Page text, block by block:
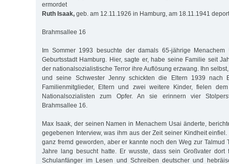
ermordet
Ruth Isaak, geb. am 12.11.1926 in Hamburg, am 18.11.1941
Brahmsallee 16
Im Sommer 1993 besuchte der damals 65-jährige
Geburtsstadt Hamburg. Hier, sagte er, habe seine Familie seit
der nationalsozialistische Terror ihre Auflösung erzwang. Ihn
und seine Schwester Jenny schickten die Eltern 1939 nach
Familienmitglieder, Eltern und zwei weitere Kinder, fielen
Nationalsozialisten zum Opfer. An sie erinnern vier
Brahmsallee 16.
Max Isaak, der seinen Namen in Menachem Usai änderte,
gegebenen Interview, was ihm aus der Zeit seiner Kindheit
ganz fremd geworden, aber er kannte noch den Weg zur Talmud
Jahre lang besucht hatte. Er wusste, dass sein Großvater
Schulanfänger im Lesen und Schreiben deutscher und